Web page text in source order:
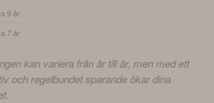
9 år
7 år
kan variera från år till år, men med ett
och regelbundet sparande ökar dina